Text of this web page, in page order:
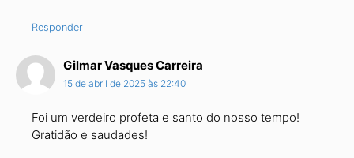
Responder
Gilmar Vasques Carreira
15 de abril de 2025 às 22:40
Foi um verdeiro profeta e santo do nosso tempo!
Gratidão e saudades!